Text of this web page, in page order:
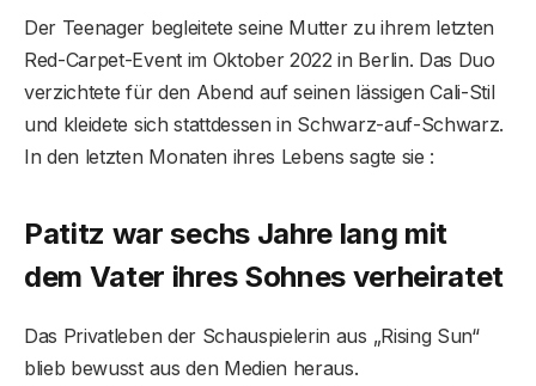
Der Teenager begleitete seine Mutter zu ihrem letzten
Red-Carpet-Event im Oktober 2022 in Berlin. Das Duo
verzichtete für den Abend auf seinen lässigen Cali-Stil
und kleidete sich stattdessen in Schwarz-auf-Schwarz.
In den letzten Monaten ihres Lebens sagte sie :
Patitz war sechs Jahre lang mit
dem Vater ihres Sohnes verheiratet
Das Privatleben der Schauspielerin aus „Rising Sun“
blieb bewusst aus den Medien heraus.